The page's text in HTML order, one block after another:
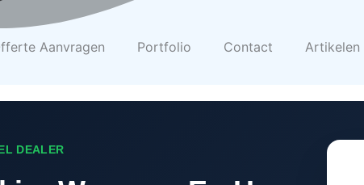
Aanvragen Portfolio Contact Artikelen
DEALER